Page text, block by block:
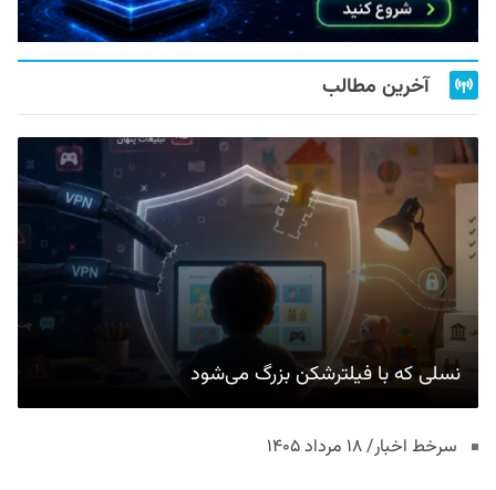
آخرین مطالب
نسلی که با فیلترشکن بزرگ می‌شود
سرخط اخبار/ ۱۸ مرداد ۱۴۰۵